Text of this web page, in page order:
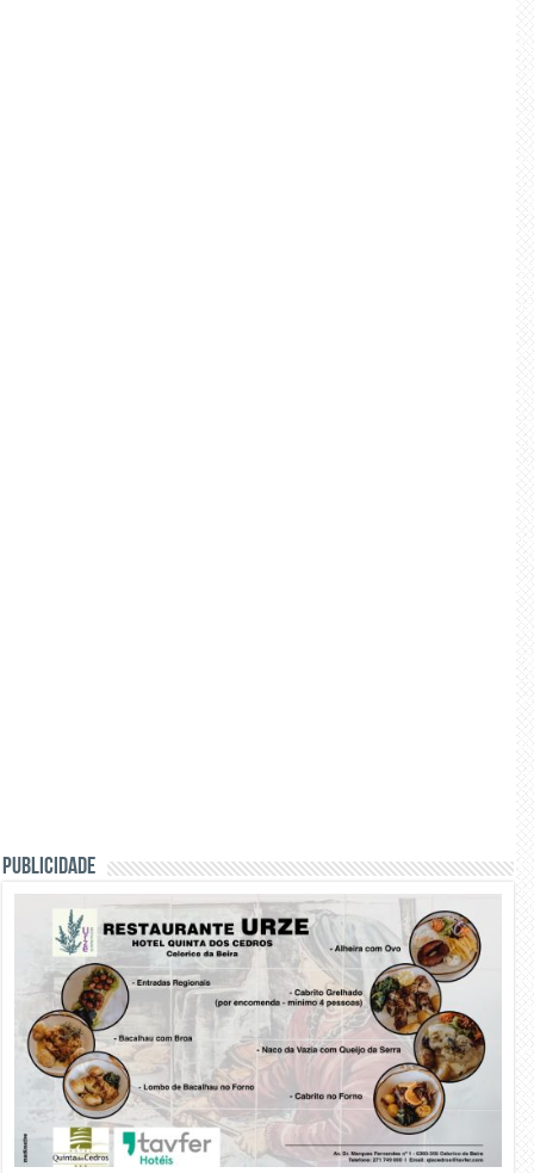
PUBLICIDADE